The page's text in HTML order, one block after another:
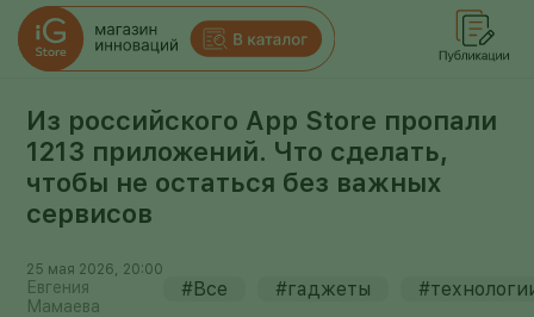
Из российского App Store пропали
1213 приложений. Что сделать,
чтобы не остаться без важных
сервисов
25 мая 2026, 20:00
Евгения
Мамаева
#Все #гаджеты